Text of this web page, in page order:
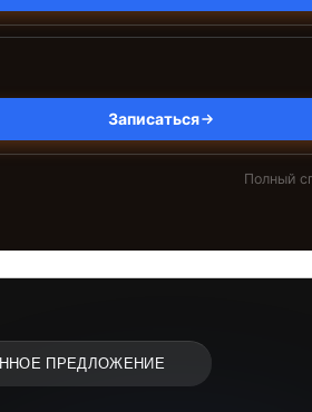
Записаться
Полный
ПРЕДЛОЖЕНИЕ